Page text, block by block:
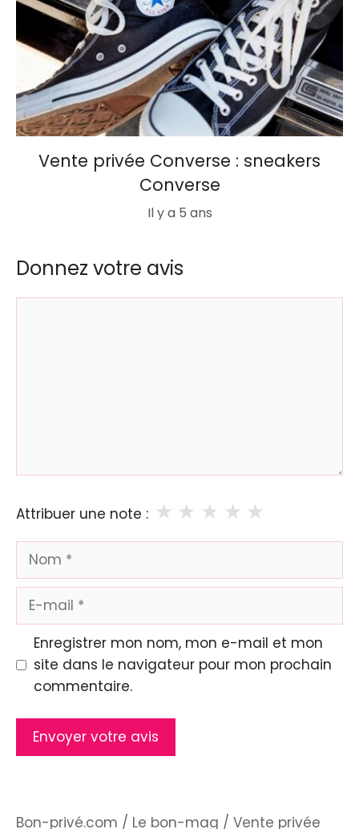
Vente privée Converse : sneakers
Converse
Il y a 5 ans
Donnez votre avis
Attribuer une note : ★
★
★
★
★
Nom
Enregistrer mon nom, mon e-mail et mon
site dans le navigateur pour mon prochain
commentaire.
Bon-privé.com / Le bon-mag / Vente privée